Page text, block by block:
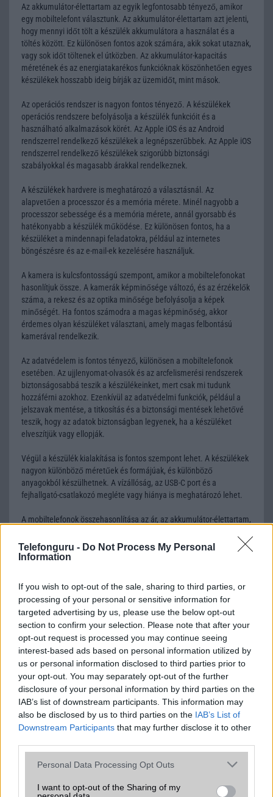
Telefonguru - Do Not Process My Personal
Information
If you wish to opt-out of the sale, sharing to third parties, or
processing of your personal or sensitive information for
targeted advertising by us, please use the below opt-out
section to confirm your selection. Please note that after your
opt-out request is processed you may continue seeing
interest-based ads based on personal information utilized by
us or personal information disclosed to third parties prior to
your opt-out. You may separately opt-out of the further
disclosure of your personal information by third parties on the
IAB’s list of downstream participants. This information may
also be disclosed by us to third parties on the IAB’s List of
Downstream Participants that may further disclose it to other
Please note that this website/app uses one or more Google
not limited to your visit or usage behaviour. You may click to
Personal Data Processing Opt Outs
I want to opt-out of the Sharing of my
Az akkumulátor-élettartam az egyik legfontosabb tényező, amikor
egy mobiltelefont választunk. Az akkumulátor-élettartam azt jelenti,
hogy mennyi időt tölt a készülék akkumulátora a használat és a
töltés között. Ez különösen fontos azok számára, akik sokat utaznak,
vagy sok időt töltenek el útközben. Az akkumulátor-kapacitás
méretének és az energiatakarékos funkcióknak köszönhetően egyes
készülékek hosszabb ideig bírják az üzemidőt, mint mások.
Az operációs rendszer is nagyon fontos tényező. A készülékek
operációs rendszere befolyásolja a készülék funkcióit és a
használható alkalmazások körét. Az Apple iOS és az Android
rendszerrel rendelkező készülékek a legnépszerűbbek. Az Apple iOS
rendszerrel rendelkező készülékek szigorúbb biztonsági
szabályokkal és magasabb árakkal rendelkeznek.
A készülékek hardvere is meghatározó a választásnál. Az
alapvetően a processzor és a memória mérete. Minél nagyobb a
processzor sebessége és a memória mérete, annál gyorsabb és
hatékonyabb a készülék működése. Ez különösen fontos, ha a
készüléket a mindennapi feladatokra, például az internetes
böngészésre és az e-mail-ek kezelésére használjuk.
A kamera is kulcsfontosságú szempont, amikor a mobiltelefonokat
hasonlítjuk össze. A kamerák képminősége változó, és az érzékelők
száma, a rekesz és az optika minősége befolyásolja a képek
minőségét. Ha fontos számodra a magas képminőség, akkor
érdemes olyan készüléket választani, amely magas felbontású
kamerával rendelkezik.
Az adatvédelem is fontos tényező, különösen a mobiltelefonok
esetében. Az ujjlenyomat-olvasók és az arcfelismerési rendszerek
biztonságosabbá teszik a készülékeinket, mert csak mi tudunk
hozzáférni azokhoz. Ezenkívül az adatvédelmi funkciók, például a
jelszavak mentése, a titkosítás és a biztonsági mentések lehetővé
teszik, hogy az adatok biztonságban legyenek, ha a készüléket
elveszítjük vagy ellopják.
Végül a készülék kialakítása is fontos szempont lehet. A készülékek
nagyon különböző méretűek és formájúak, és különböző
anyagokból készülhetnek. A vízállóság, az USB-C port és a
fejhallgató-csatlakozó megléte vagy hiánya is meghatározó lehet.
A mobiltelefonok összehasonlítása az ár, az akkumulátor-élettartam,
kialakítás szempontjából döntő fontosságú lehet. Ezek a
szempontok kritikusak ahhoz, hogy megtaláljuk azokat a
Végül azt is fontos tudni, hogy a mobiltelefonok összehasonlítása
során minden felhasználó egyéni preferenciákkal rendelkezik, így a
választásuk eltérhet. Azonban azok, akik számára fontos a nagyobb
kijelző, hosszabb üzemidő, hatékony
MOBILTELEFON MÁRKÁK
Apple
Huawei